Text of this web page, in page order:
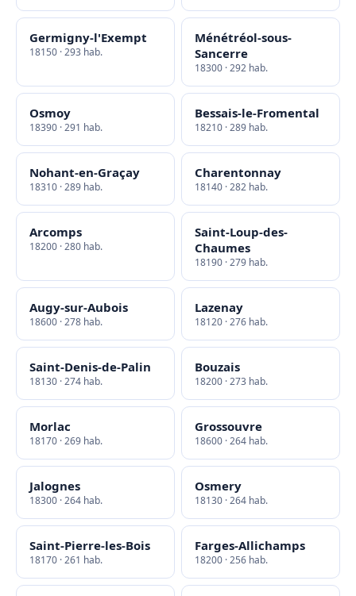
Germigny-l'Exempt
18150 · 293 hab.
Ménétréol-sous-
Sancerre
18300 · 292 hab.
Osmoy
18390 · 291 hab.
Bessais-le-Fromental
18210 · 289 hab.
Nohant-en-Graçay
18310 · 289 hab.
Charentonnay
18140 · 282 hab.
Arcomps
18200 · 280 hab.
Saint-Loup-des-
Chaumes
18190 · 279 hab.
Augy-sur-Aubois
18600 · 278 hab.
Lazenay
18120 · 276 hab.
Saint-Denis-de-Palin
18130 · 274 hab.
Bouzais
18200 · 273 hab.
Morlac
18170 · 269 hab.
Grossouvre
18600 · 264 hab.
Jalognes
18300 · 264 hab.
Osmery
18130 · 264 hab.
Saint-Pierre-les-Bois
18170 · 261 hab.
Farges-Allichamps
18200 · 256 hab.